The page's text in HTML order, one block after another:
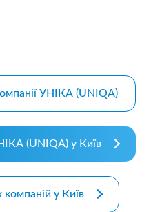
УНІКА (UNIQA)
(UNIQA) у Київ
компаній у Київ